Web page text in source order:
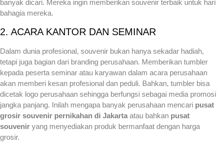
banyak dicari. Mereka ingin memberikan souvenir terbaik untuk hari
bahagia mereka.
2. ACARA KANTOR DAN SEMINAR
Dalam dunia profesional, souvenir bukan hanya sekadar hadiah,
tetapi juga bagian dari branding perusahaan. Memberikan tumbler
kepada peserta seminar atau karyawan dalam acara perusahaan
akan memberi kesan profesional dan peduli. Bahkan, tumbler bisa
dicetak logo perusahaan sehingga berfungsi sebagai media promosi
jangka panjang. Inilah mengapa banyak perusahaan mencari pusat
grosir souvenir pernikahan di Jakarta atau bahkan pusat
souvenir yang menyediakan produk bermanfaat dengan harga
grosir.